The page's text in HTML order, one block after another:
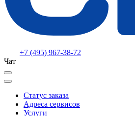
+7 (495) 967-38-72
Чат
Статус заказа
Адреса сервисов
Услуги